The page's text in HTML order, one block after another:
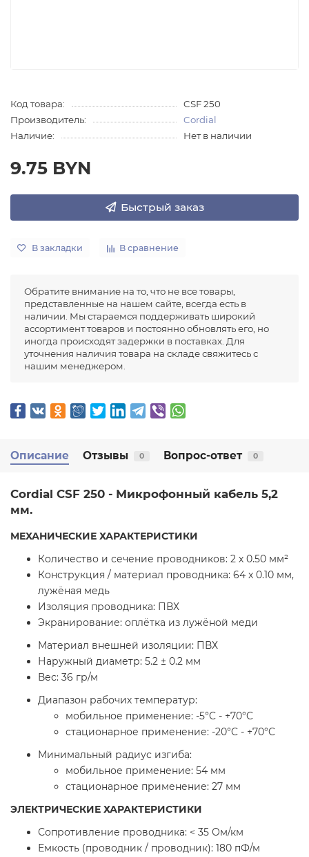
Код товара:
CSF 250
Производитель:
Cordial
Наличие:
Нет в наличии
9.75 BYN
Быстрый заказ
В закладки В сравнение
Обратите внимание на то, что не все товары,
представленные на нашем сайте, всегда есть в
наличии. Мы стараемся поддерживать широкий
ассортимент товаров и постоянно обновлять его, но
иногда происходят задержки в поставках. Для
уточнения наличия товара на складе свяжитесь с
нашим менеджером.
Описание Отзывы 0 Вопрос-ответ 0
Cordial CSF 250 - Микрофонный кабель 5,2
мм.
МЕХАНИЧЕСКИЕ ХАРАКТЕРИСТИКИ
Количество и сечение проводников: 2 х 0.50 мм²
Конструкция / материал проводника: 64 х 0.10 мм,
лужёная медь
Изоляция проводника: ПВХ
Экранирование: оплётка из лужёной меди
Материал внешней изоляции: ПВХ
Наружный диаметр: 5.2 ± 0.2 мм
Вес: 36 гр/м
Диапазон рабочих температур:
мобильное применение: -5°C - +70°C
стационарное применение: -20°C - +70°C
Минимальный радиус изгиба:
мобильное применение: 54 мм
стационарное применение: 27 мм
ЭЛЕКТРИЧЕСКИЕ ХАРАКТЕРИСТИКИ
Сопротивление проводника: < 35 Ом/км
Емкость (проводник / проводник): 180 пФ/м